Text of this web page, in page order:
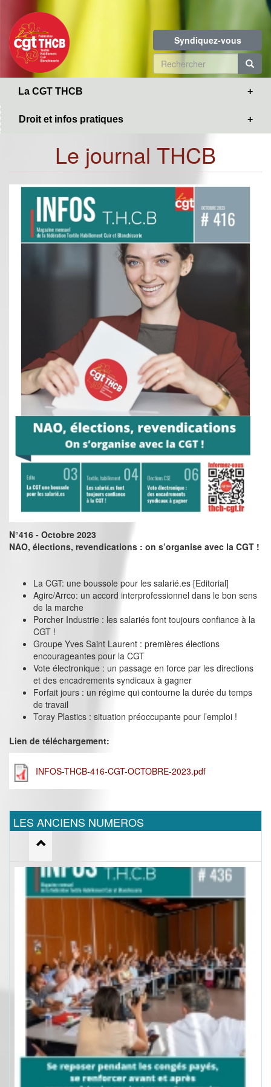
contenu
principal
Syndiquez-vous
Formulaire
de
La CGT THCB
Droit et infos pratiques
Le journal THCB
N°416 - Octobre 2023
NAO, élections, revendications : on s’organise avec la CGT !
La CGT: une boussole pour les salarié.es [Editorial]
Agirc/Arrco: un accord interprofessionnel dans le bon sens
de la marche
Porcher Industrie : les salariés font toujours confiance à la
CGT !
Groupe Yves Saint Laurent : premières élections
encourageantes pour la CGT
Vote électronique : un passage en force par les directions
et des encadrements syndicaux à gagner
Forfait jours : un régime qui contourne la durée du temps
de travail
Toray Plastics : situation préoccupante pour l’emploi !
Lien de téléchargement:
INFOS-THCB-416-CGT-OCTOBRE-2023.pdf
LES ANCIENS NUMEROS